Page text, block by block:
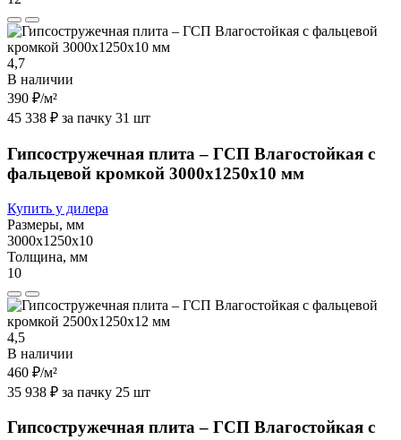
4,7
В наличии
390 ₽/м²
45 338 ₽ за пачку 31 шт
Гипсостружечная плита – ГСП Влагостойкая с
фальцевой кромкой 3000х1250х10 мм
Купить у дилера
Размеры, мм
3000х1250х10
Толщина, мм
10
4,5
В наличии
460 ₽/м²
35 938 ₽ за пачку 25 шт
Гипсостружечная плита – ГСП Влагостойкая с